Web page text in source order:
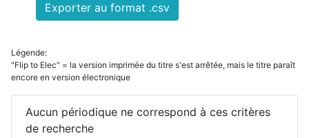
Exporter au format .csv
Légende:
"Flip to Elec" = la version imprimée du titre s'est arrêtée, mais le titre paraît
encore en version électronique
Aucun périodique ne correspond à ces critères
de recherche